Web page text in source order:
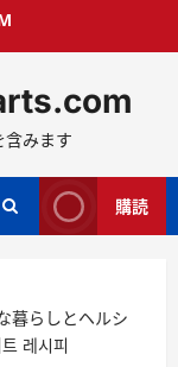
含みます
購読
暮らしとヘルシ
레시피